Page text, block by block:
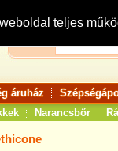
teljes
Keresés:
áruház
Narancsbőr